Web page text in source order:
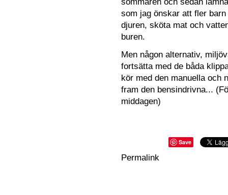
som jag önskar att fler
djuren, sköta mat och
buren.
Men någon alternativ,
fortsätta med de båda
kör med den manuella och
fram den bensindrivna...
middagen)
Save
Permalink